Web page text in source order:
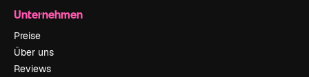
Unternehmen
Preise
Über uns
Reviews